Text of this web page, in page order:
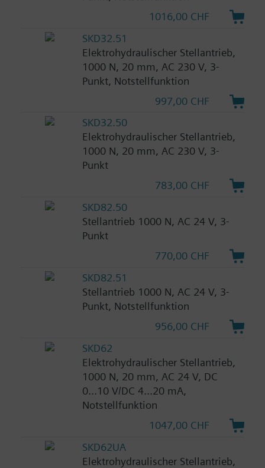
1016,00 CHF
SKD32.51
Elektrohydraulischer Stellantrieb,
1000 N, 20 mm, AC 230 V, 3-
Punkt, Notstellfunktion
997,00 CHF
SKD32.50
Elektrohydraulischer Stellantrieb,
1000 N, 20 mm, AC 230 V, 3-
Punkt
783,00 CHF
SKD82.50
Stellantrieb 1000 N, AC 24 V, 3-
Punkt
770,00 CHF
SKD82.51
Stellantrieb 1000 N, AC 24 V, 3-
Punkt, Notstellfunktion
956,00 CHF
SKD62
Elektrohydraulischer Stellantrieb,
1000 N, 20 mm, AC 24 V, DC
0...10 V/DC 4...20 mA,
Notstellfunktion
1047,00 CHF
SKD62UA
Elektrohydraulischer Stellantrieb,